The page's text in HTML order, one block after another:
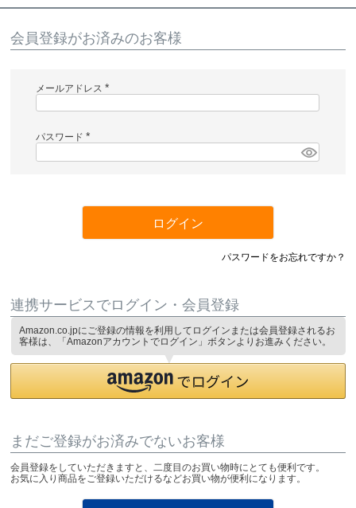
会員登録がお済みのお客様
メールアドレス
必
パスワード
必
ログイン
パスワードをお忘れですか？
連携サービスでログイン・会員登録
Amazon.co.jpにご登録の情報を利用してログインまたは会員登録されるお
客様は、「Amazonアカウントでログイン」ボタンよりお進みください。
まだご登録がお済みでないお客様
会員登録をしていただきますと、二度目のお買い物時にとても便利です。
お気に入り商品をご登録いただけるなどお買い物が便利になります。